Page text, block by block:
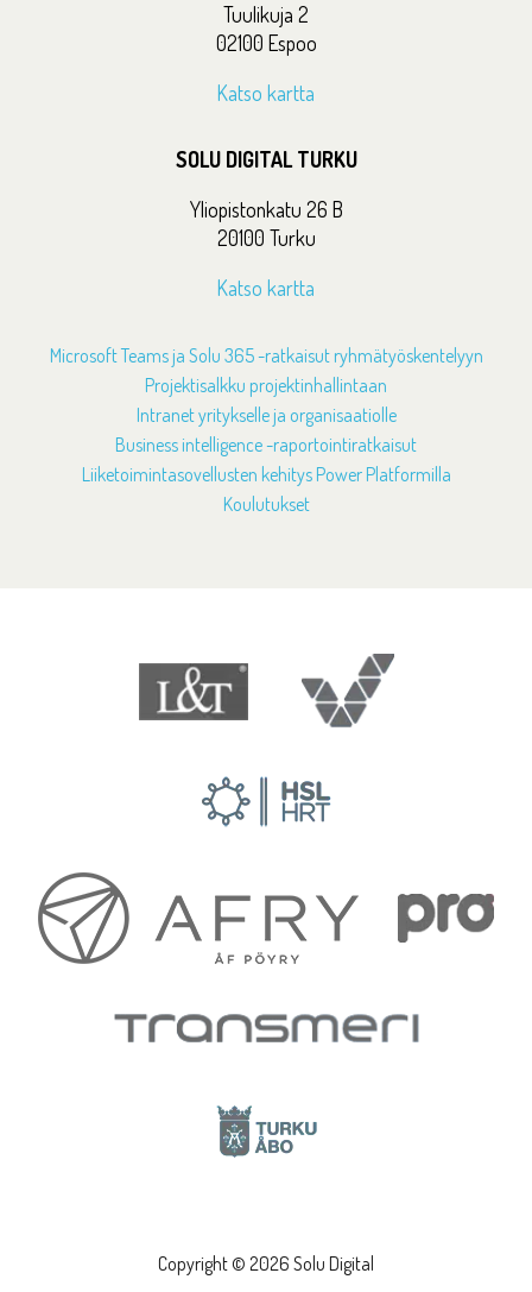
Tuulikuja 2
02100 Espoo
Katso kartta
SOLU DIGITAL TURKU
Yliopistonkatu 26 B
20100 Turku
Katso kartta
Microsoft Teams ja Solu 365 -ratkaisut ryhmätyöskentelyyn
Projektisalkku projektinhallintaan
Intranet yritykselle ja organisaatiolle
Business intelligence -raportointiratkaisut
Liiketoimintasovellusten kehitys Power Platformilla
Koulutukset
Copyright © 2026 Solu Digital